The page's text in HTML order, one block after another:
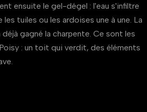
ensuite le gel-dégel : l'eau s'infiltre
tuiles ou les ardoises une à une. La
gagné la charpente. Ce sont les
: un toit qui verdit, des éléments